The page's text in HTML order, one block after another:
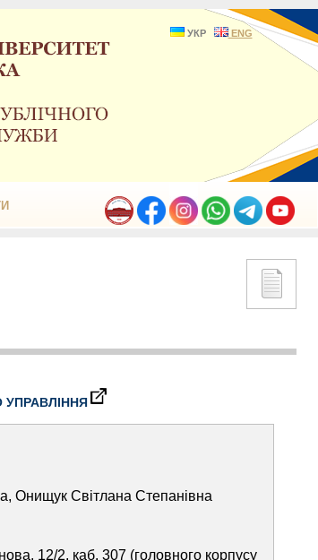
УКР ENG
Онищук Світлана Степанівна
12/2, каб. 307 (головного корпусу